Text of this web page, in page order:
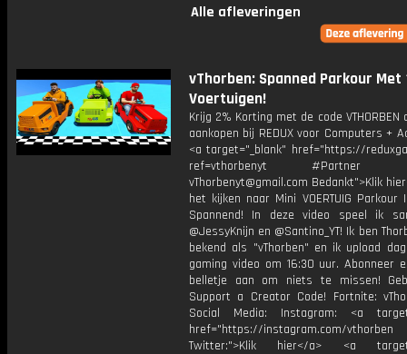
Alle afleveringen
vThorben: Spanned Parkour Met
Voertuigen!
Krijg 2% Korting met de code VTHORBEN
aankopen bij REDUX voor Computers +
<a target="_blank" href="https://
ref=vthorbenyt #Partner
vThorbenyt@gmail.com Bedankt">Klik
het kijken naar Mini VOERTUIG Parkour
Spannend! In deze video speel ik
@JessyKnijn en @Santino_YT! Ik ben
bekend als "vThorben" en ik upload
gaming video om 16:30 uur. Abonneer
belletje aan om niets te missen!
Support a Creator Code! Fortnite:
Social Media: Instagram: <a
href="https://instagram.com/vthorben
Twitter:">Klik hier</a> <a